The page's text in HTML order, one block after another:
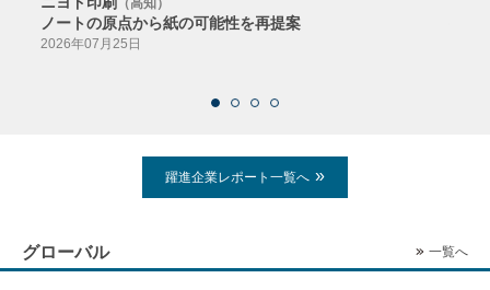
（高知）
ノートの原点から紙の可能性を再提案
2026年07月25日
躍進企業レポート一覧へ
グローバル 一覧へ